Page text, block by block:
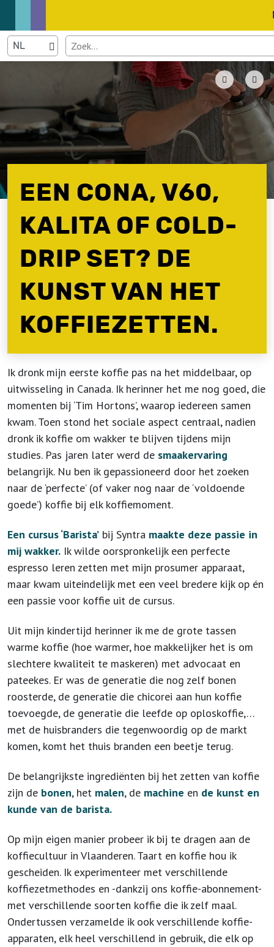
EEN CONA, V60,
KALITA OF COLD-
DRIP SET? DE
KUNST VAN HET
KOFFIEZETTEN.
Ik dronk mijn eerste koffie pas na het middelbaar, op
uitwisseling in Canada. Ik herinner het me nog goed, die
momenten bij ‘Tim Hortons’, waarop iedereen samen
kwam. Toen stond het sociale aspect centraal, nadien
dronk ik koffie om wakker te blijven tijdens mijn
studies. Pas jaren later werd de smaakervaring
belangrijk. Nu ben ik gepassioneerd door het zoeken
naar de ‘perfecte’ (of vaker nog naar de ‘voldoende
goede’) koffie bij elk koffiemoment.
Een cursus ‘Barista’ bij Syntra maakte deze passie in
mij wakker. Ik wilde oorspronkelijk een perfecte
espresso leren zetten met mijn prosumer apparaat,
maar kwam uiteindelijk met een veel bredere kijk op én
een passie voor koffie uit de cursus.
Uit mijn kindertijd herinner ik me de grote tassen
warme koffie (hoe warmer, hoe makkelijker het is om
slechtere kwaliteit te maskeren) met advocaat en
pateekes. Er was de generatie die nog zelf bonen
roosterde, de generatie die chicorei aan hun koffie
toevoegde, de generatie die leefde op oploskoffie,…
met de huisbranders die tegenwoordig op de markt
komen, komt het thuis branden een beetje terug.
De belangrijkste ingrediënten bij het zetten van koffie
zijn de bonen, het malen, de machine en de kunst en
kunde van de barista.
Op mijn eigen manier probeer ik bij te dragen aan de
koffiecultuur in Vlaanderen. Taart en koffie hou ik
gescheiden. Ik experimenteer met verschillende
koffiezetmethodes en -dankzij ons koffie-abonnement-
met verschillende soorten koffie die ik zelf maal.
Ondertussen verzamelde ik ook verschillende koffie-
apparaten, elk heel verschillend in gebruik, die elk op